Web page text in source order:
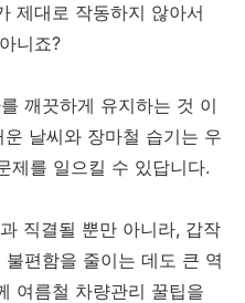
제대로 작동하지 않아서
니죠?
깨끗하게 유지하는 것 이
날씨와 장마철 습기는 우
제를 일으킬 수 있답니다.
직결될 뿐만 아니라, 갑작
편함을 줄이는 데도 큰 역
여름철 차량관리 꿀팁을